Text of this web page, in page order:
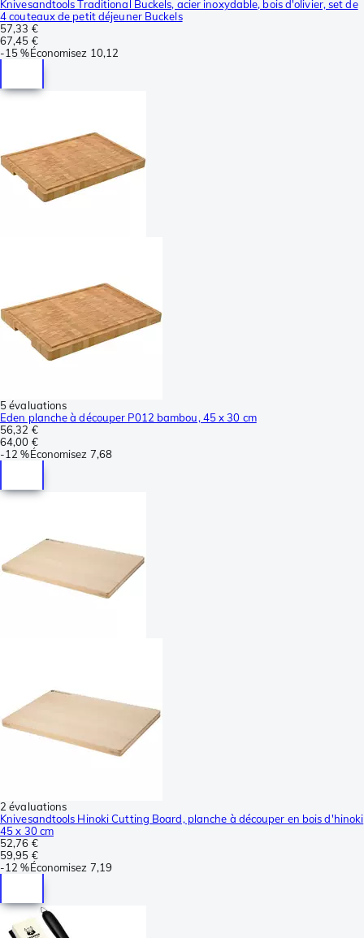
Knivesandtools Traditional Buckels, acier inoxydable, bois d'olivier, set de
4 couteaux de petit déjeuner Buckels
57,33 €
67,45 €
-15 %Économisez 10,12
5 évaluations
Eden planche à découper P012 bambou, 45 x 30 cm
56,32 €
64,00 €
-12 %Économisez 7,68
2 évaluations
Knivesandtools Hinoki Cutting Board, planche à découper en bois d'hinoki
45 x 30 cm
52,76 €
59,95 €
-12 %Économisez 7,19